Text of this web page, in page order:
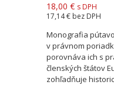
18,00 € s DPH
17,14 € bez DPH
Monografia
v právnom
porovnáva ich s
členských štátov
zohľadňuje